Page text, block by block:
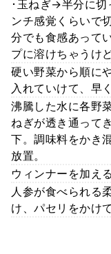
･玉ねぎ→半分に切
ンチ感覚くらいで
分でも食感あって
プに溶けちゃうけ
硬い野菜から順に
入れていけて、早
沸騰した水に各野
ねぎが透き通って
下。調味料をかき
放置。
ウィンナーを加え
人参が食べられる
け、パセリをかけ